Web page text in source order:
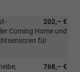
202,– €
Coming Home und
für
768,– €